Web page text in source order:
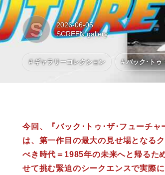
S
2026-06-05
SCREEN gallery
ギャラリーコレクション バック･トゥ
今回、『バック･トゥ･ザ･フューチ
は、第一作目の最大の見せ場とな
べき時代＝1985年の未来へと帰るた
せて挑む緊迫のシークエンスで実際